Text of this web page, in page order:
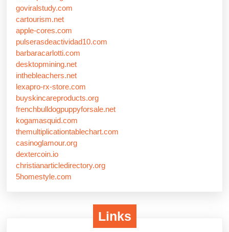
goviralstudy.com
cartourism.net
apple-cores.com
pulserasdeactividad10.com
barbaracarlotti.com
desktopmining.net
inthebleachers.net
lexapro-rx-store.com
buyskincareproducts.org
frenchbulldogpuppyforsale.net
kogamasquid.com
themultiplicationtablechart.com
casinoglamour.org
dextercoin.io
christianarticledirectory.org
5homestyle.com
Links